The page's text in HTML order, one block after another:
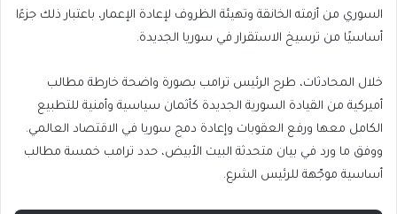
السوري من أزمته الخانقة وتهيئة الظروف لإعادة الإعمار، باعتبار ذلك جزءًا
أساسيًا من ترسيخ الاستقرار في سوريا الجديدة.
خلال المحادثات، طرح الرئيس ترامب بصورة واضحة خارطة مطالب
أميركية من القيادة السورية الجديدة كأثمان سياسية وأمنية للتطبيع
الكامل معها ورفع العقوبات وإعادة دمج سوريا في الاقتصاد العالمي.
ووفق ما ورد في بيان متحدثة البيت الأبيض، حدد ترامب خمسة مطالب
أساسية موجّهة للرئيس الشرع.